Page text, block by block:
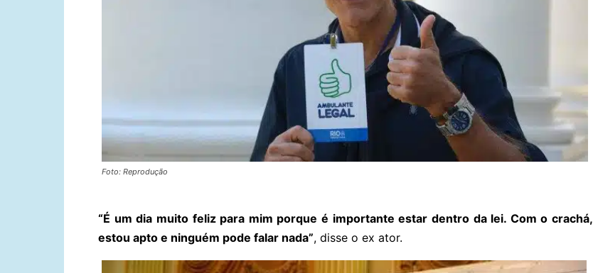
Foto: Reprodução
“É um dia muito feliz para mim porque é importante estar dentro da lei. Com o crachá,
estou apto e ninguém pode falar nada”, disse o ex ator.